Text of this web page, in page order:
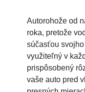
Autorohože od
roka, pretože
súčasťou svojho
využiteľný v
prispôsobený
vaše auto pred